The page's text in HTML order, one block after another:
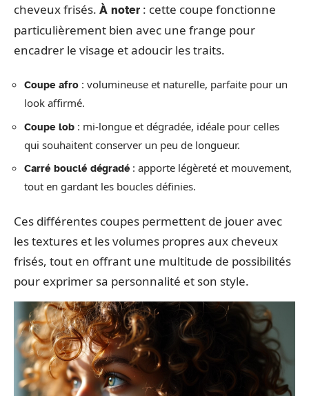
cheveux frisés. À noter : cette coupe fonctionne
particulièrement bien avec une frange pour
encadrer le visage et adoucir les traits.
Coupe afro : volumineuse et naturelle, parfaite pour un
look affirmé.
Coupe lob : mi-longue et dégradée, idéale pour celles
qui souhaitent conserver un peu de longueur.
Carré bouclé dégradé: apporte légèreté et mouvement,
tout en gardant les boucles définies.
Ces différentes coupes permettent de jouer avec
les textures et les volumes propres aux cheveux
frisés, tout en offrant une multitude de possibilités
pour exprimer sa personnalité et son style.